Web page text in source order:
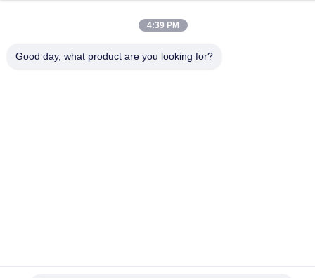
4:39 PM
Good day, what product are you looking for?